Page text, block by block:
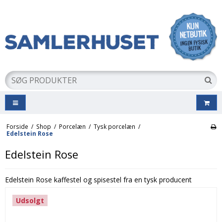
Forside / Shop / Porcelæn / Tysk porcelæn /
Edelstein Rose
Edelstein Rose
Edelstein Rose kaffestel og spisestel fra en tysk producent
Udsolgt